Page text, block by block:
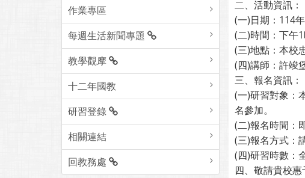
作業專區
每週生活新聞專題
教學觀摩
十二年國教
研習登錄
相關連結
回教務處
二、活動資訊：
(一)日期：114
(二)時間：下午
(三)地點：本校
(四)講師：許竣
三、報名資訊：
(一)研習對象：
名參加。
(二)報名時間：
(三)報名方式：
(四)研習時數：
四、敬請貴校